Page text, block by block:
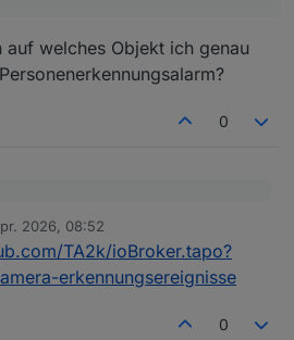
auf welches Objekt ich genau
0
es in der GitHub version geben
es geht
sagen auf welches Objekt ich genau
Personenerkennungsalarm?
2026, 08:52
TA2k/ioBroker.tapo?
erkennungsereignisse
0